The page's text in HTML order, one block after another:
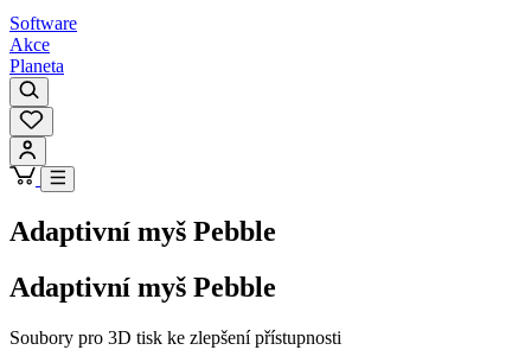
Software
Akce
Planeta
Adaptivní myš Pebble
Adaptivní myš Pebble
Soubory pro 3D tisk ke zlepšení přístupnosti